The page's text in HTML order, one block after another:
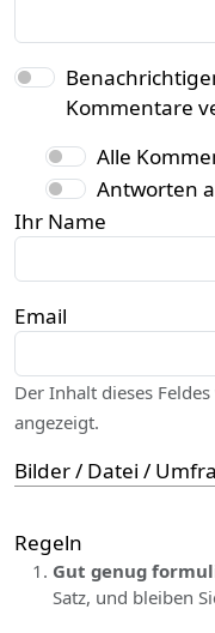
Kommentare
Alle
Antworten
Ihr Name
Email
Der Inhalt dieses
angezeigt.
Bilder / Datei /
Regeln
Gut genug
Satz, und bleiben